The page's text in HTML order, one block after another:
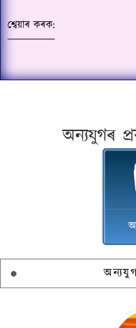
শ্বেয়াৰ কৰক:
অন্যযুগৰ